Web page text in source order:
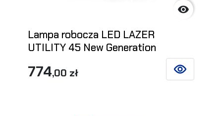

Lampa robocza LED LAZER
UTILITY 45 New Generation
774,00 zł ZOBACZ